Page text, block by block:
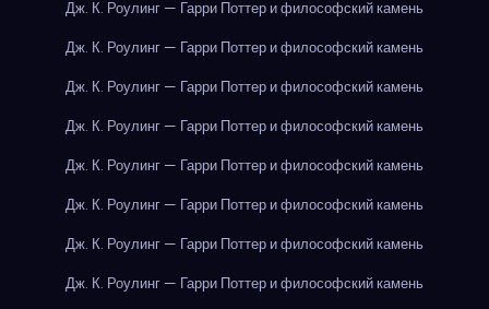
Дж. К. Роулинг — Гарри Поттер и философский камень
Дж. К. Роулинг — Гарри Поттер и философский камень
Дж. К. Роулинг — Гарри Поттер и философский камень
Дж. К. Роулинг — Гарри Поттер и философский камень
Дж. К. Роулинг — Гарри Поттер и философский камень
Дж. К. Роулинг — Гарри Поттер и философский камень
Дж. К. Роулинг — Гарри Поттер и философский камень
Дж. К. Роулинг — Гарри Поттер и философский камень